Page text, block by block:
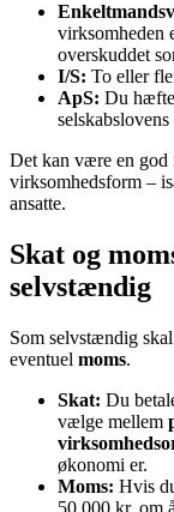
virksomheden
overskuddet
I/S: To eller
ApS: Du
Det kan være en god
virksomhedsform –
ansatte.
Skat og
selvstændig
Som selvstændig
eventuel moms.
Skat: Du
vælge mellem
økonomi er.
Moms: Hvis
50.000 kr. om